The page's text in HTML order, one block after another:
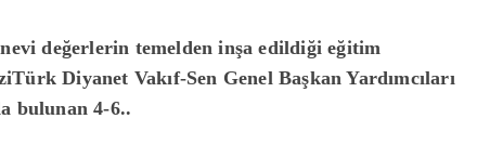
değerlerin temelden inşa edildiği eğitim
Diyanet Vakıf-Sen Genel Başkan Yardımcıları
bulunan 4-6..